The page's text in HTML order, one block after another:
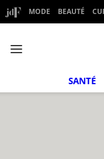
MODE BEAUTÉ
SANTÉ